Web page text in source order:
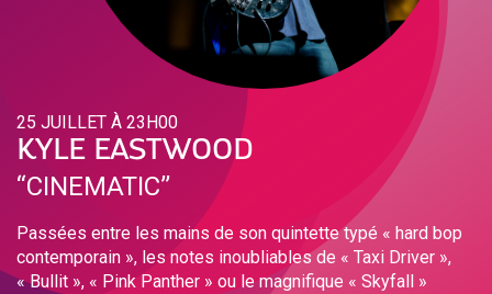
25 JUILLET À 23H00
KYLE EASTWOOD
‘‘CINEMATIC’’
Passées entre les mains de son quintette typé « hard bop
contemporain », les notes inoubliables de « Taxi Driver »,
« Bullit », « Pink Panther » ou le magnifique « Skyfall »